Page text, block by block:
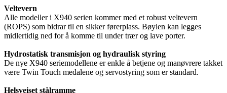
Veltevern
Alle modeller i X940 serien kommer med et robust veltevern
(ROPS) som bidrar til en sikker førerplass. Bøylen kan legges
midlertidig ned for å komme til under trær og lave porter.
Hydrostatisk transmisjon og hydraulisk styring
De nye X940 seriemodellene er enkle å betjene og manøvrere takket
være Twin Touch medalene og servostyring som er standard.
Helsveiset stålramme